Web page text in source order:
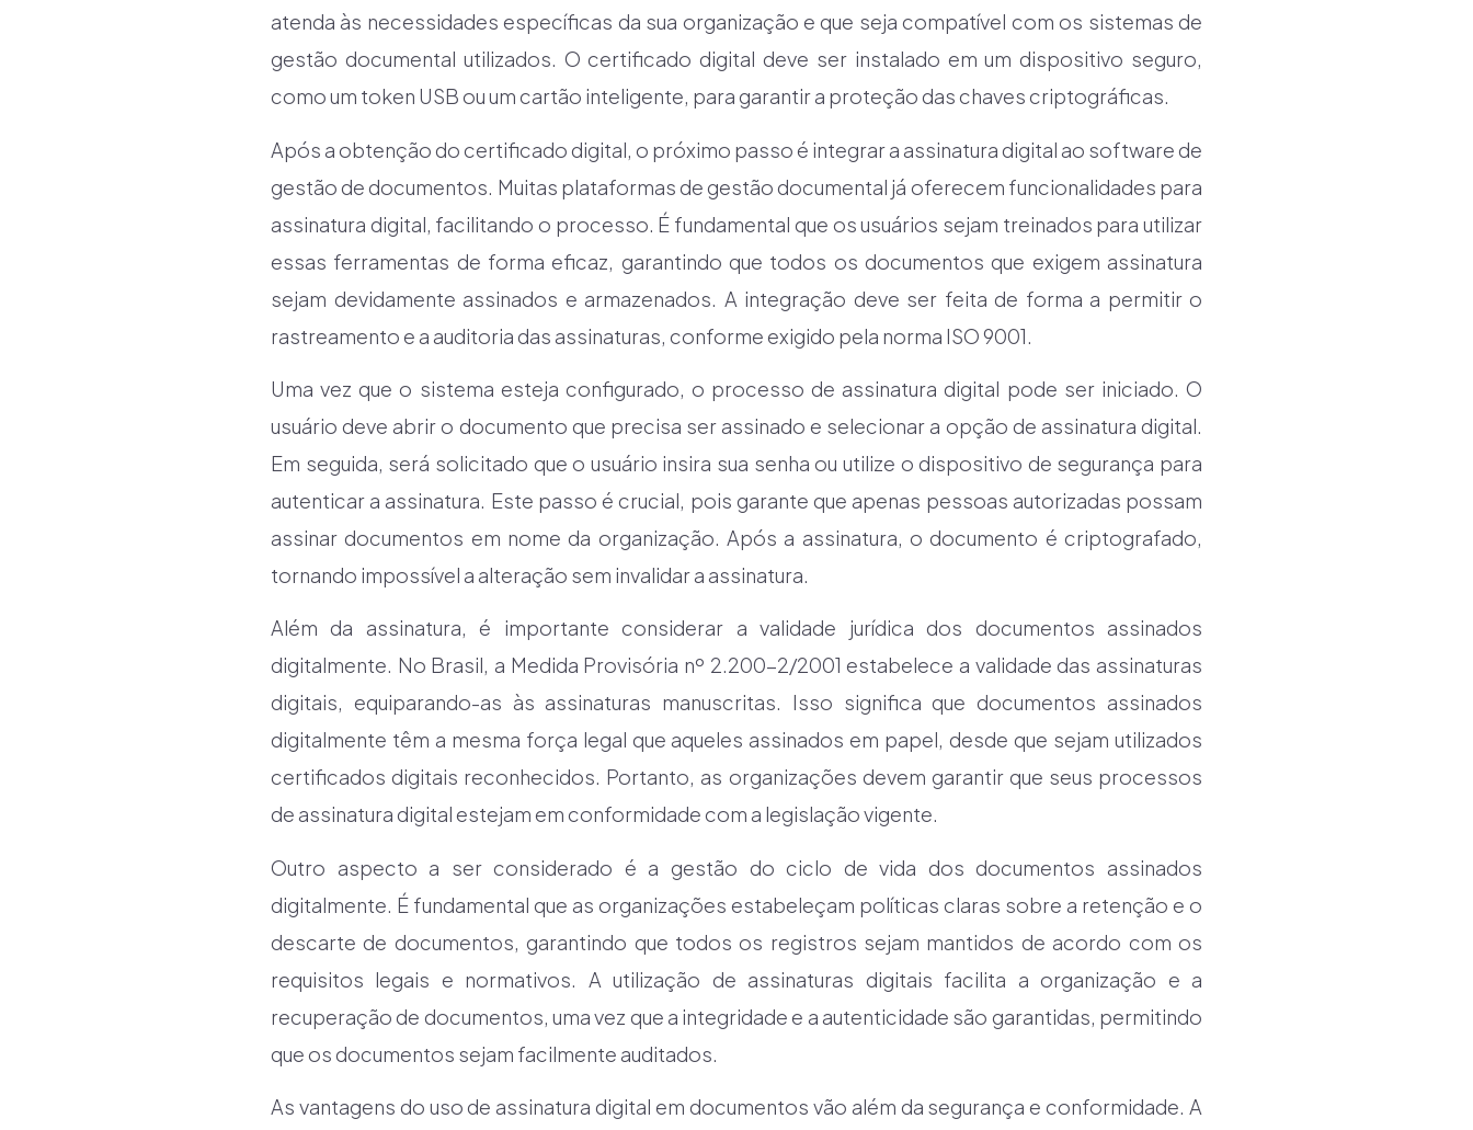
atenda às necessidades específicas da sua organização e que seja compatível com os sistemas de
gestão documental utilizados. O certificado digital deve ser instalado em um dispositivo seguro,
como um token USB ou um cartão inteligente, para garantir a proteção das chaves criptográficas.
Após a obtenção do certificado digital, o próximo passo é integrar a assinatura digital ao software de
gestão de documentos. Muitas plataformas de gestão documental já oferecem funcionalidades para
assinatura digital, facilitando o processo. É fundamental que os usuários sejam treinados para utilizar
essas ferramentas de forma eficaz, garantindo que todos os documentos que exigem assinatura
sejam devidamente assinados e armazenados. A integração deve ser feita de forma a permitir o
rastreamento e a auditoria das assinaturas, conforme exigido pela norma ISO 9001.
Uma vez que o sistema esteja configurado, o processo de assinatura digital pode ser iniciado. O
usuário deve abrir o documento que precisa ser assinado e selecionar a opção de assinatura digital.
Em seguida, será solicitado que o usuário insira sua senha ou utilize o dispositivo de segurança para
autenticar a assinatura. Este passo é crucial, pois garante que apenas pessoas autorizadas possam
assinar documentos em nome da organização. Após a assinatura, o documento é criptografado,
tornando impossível a alteração sem invalidar a assinatura.
Além da assinatura, é importante considerar a validade jurídica dos documentos assinados
digitalmente. No Brasil, a Medida Provisória nº 2.200-2/2001 estabelece a validade das assinaturas
digitais, equiparando-as às assinaturas manuscritas. Isso significa que documentos assinados
digitalmente têm a mesma força legal que aqueles assinados em papel, desde que sejam utilizados
certificados digitais reconhecidos. Portanto, as organizações devem garantir que seus processos
de assinatura digital estejam em conformidade com a legislação vigente.
Outro aspecto a ser considerado é a gestão do ciclo de vida dos documentos assinados
digitalmente. É fundamental que as organizações estabeleçam políticas claras sobre a retenção e o
descarte de documentos, garantindo que todos os registros sejam mantidos de acordo com os
requisitos legais e normativos. A utilização de assinaturas digitais facilita a organização e a
recuperação de documentos, uma vez que a integridade e a autenticidade são garantidas, permitindo
que os documentos sejam facilmente auditados.
As vantagens do uso de assinatura digital em documentos vão além da segurança e conformidade. A